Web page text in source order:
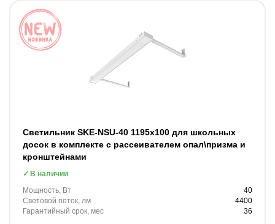
Светильник SKE-NSU-40 1195х100 для школьных
досок в комплекте с рассеивателем опал\призма и
кронштейнами
В наличии
Мощность, Вт
40
Световой поток, лм
4400
Гарантийный срок, мес
36